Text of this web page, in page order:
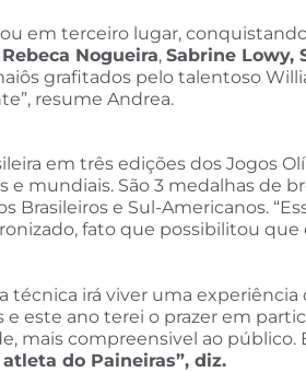
em terceiro lugar,
Nogueira, Sabrine Lowy,
grafitados pelo talentoso
resume Andrea.
em três edições dos Jogos
e mundiais. São 3 medalhas de
Brasileiros e Sul-Americanos.
fato que possibilitou
técnica irá viver uma
este ano terei o prazer em
mais compreensivel ao
atleta do Paineiras”, diz.